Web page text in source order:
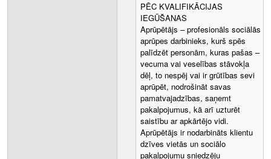
PĒC KVALIFIKĀCIJAS
IEGŪŠANAS
Aprūpētājs – profesionāls sociālās
aprūpes darbinieks, kurš spēs
palīdzēt personām, kuras pašas –
vecuma vai veselības stāvokļa
dēļ, to nespēj vai ir grūtības sevi
aprūpēt, nodrošināt savas
pamatvajadzības, saņemt
pakalpojumus, kā arī uzturēt
saistību ar apkārtējo vidi.
Aprūpētājs ir nodarbināts klientu
dzīves vietās un sociālo
pakalpojumu sniedzēju